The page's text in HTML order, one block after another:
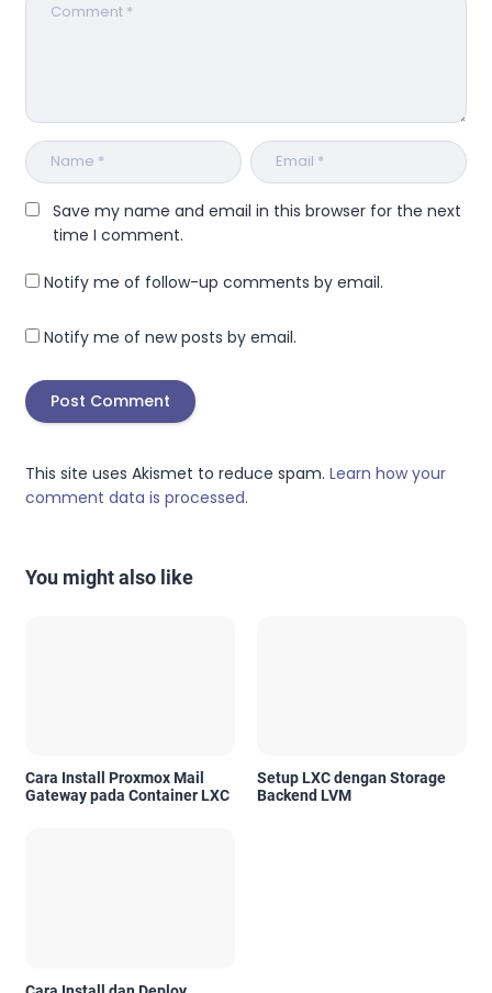
Save my name and email in this browser for the next
time I comment.
Notify me of follow-up comments by email.
Notify me of new posts by email.
This site uses Akismet to reduce spam. Learn how your
comment data is processed.
You might also like
Cara Install Proxmox Mail
Gateway pada Container LXC
Setup LXC dengan Storage
Backend LVM